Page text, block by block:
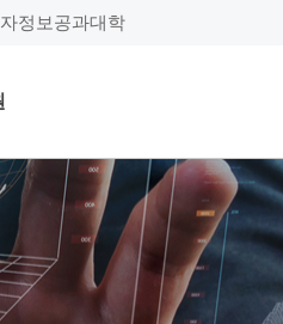
정보공과대학